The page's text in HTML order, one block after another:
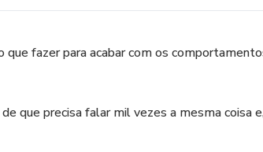
que fazer para acabar com os
que precisa falar mil vezes a mesma coisa